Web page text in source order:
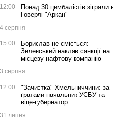
12:00
Понад 30 цимбалістів зіграли
Говерлі "Аркан"
4 серпня
15:00
Борислав не сміється:
Зеленський наклав санкції на
місцеву нафтову компанію
3 серпня
12:00
"Зачистка" Хмельниччини: за
ґратами начальник УСБУ та
віце-губернатор
31 липня